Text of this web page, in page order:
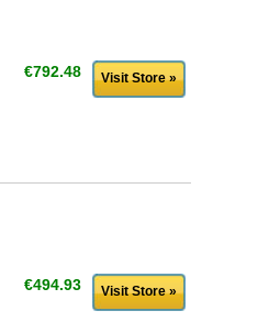
€792.48 Visit Store »
€494.93 Visit Store »